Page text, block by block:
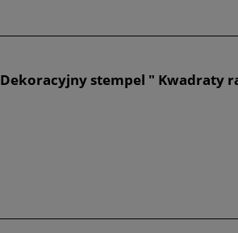
Dekoracyjny stempel " Kwadraty